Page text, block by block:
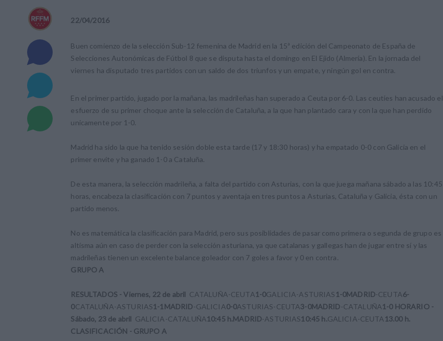
22/04/2016
Buen comienzo de la selección Sub-12 femenina de Madrid en la 15ª edición del Campeonato de España de
Selecciones Autonómicas de Fútbol 8 que se disputa hasta el domingo en El Ejido (Almería). En la jornada del
viernes ha disputado tres partidos con un saldo de dos triunfos y un empate, y ningún gol en contra.
En el primer partido, jugado por la mañana, las madrileñas han superado a Ceuta por 6-0. Las ceutíes han acusado el
esfuerzo de su primer choque ante la selección de Cataluña, a la que han plantado cara y con la que han perdido
unicamente por 1-0.
Madrid ha sido la que ha tenido sesión doble esta tarde (17 y 18:30 horas) y ha empatado 0-0 con Galicia en el
primer envite y ha ganado 1-0 a Cataluña.
De esta manera, la selección madrileña, a falta del partido con Asturias, con la que juega mañana sábado a las 10:45
horas, encabeza la clasificación con 7 puntos y aventaja en tres puntos a Asturias, Cataluña y Galicia, ésta con un
partido menos.
No es matemática la clasificación para Madrid, pero sus posiblidades de pasar como primera o segunda de grupo es
altísma aún en caso de perder con la selección asturiana, ya que catalanas y gallegas han de jugar entre sí y las
madrileñas tienen un excelente balance goleador con 7 goles a favor y 0 en contra.
GRUPO A
RESULTADOS - Viernes, 22 de abril CATALUÑA-CEUTA1-0GALICIA-ASTURIAS1-0MADRID-CEUTA6-
0CATALUÑA-ASTURIAS1-1 MADRID-GALICIA0-0ASTURIAS-CEUTA3-0MADRID-CATALUÑA1-0 HORARIO -
Sábado, 23 de abril GALICIA-CATALUÑA10:45 h.MADRID-ASTURIAS10:45 h.GALICIA-CEUTA13.00 h.
CLASIFICACIÓN - GRUPO A